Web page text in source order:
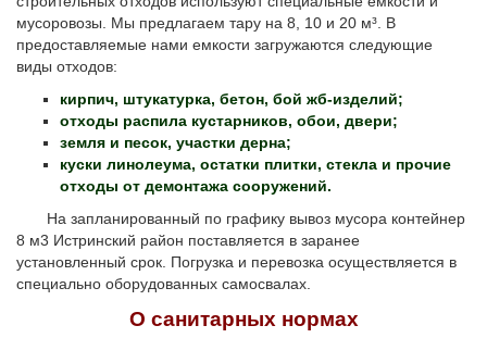
мусоровозы. Мы предлагаем тару на 8, 10 и 20 м³. В
предоставляемые нами емкости загружаются следующие
виды отходов:
кирпич, штукатурка, бетон, бой жб-изделий;
отходы распила кустарников, обои, двери;
земля и песок, участки дерна;
куски линолеума, остатки плитки, стекла и прочие
отходы от демонтажа сооружений.
На запланированный по графику вывоз мусора контейнер
8 м3 Истринский район поставляется в заранее
установленный срок. Погрузка и перевозка осуществляется в
специально оборудованных самосвалах.
О санитарных нормах